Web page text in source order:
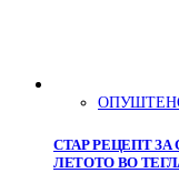
СТАР РЕЦЕПТ
ЛЕТОТО ВО